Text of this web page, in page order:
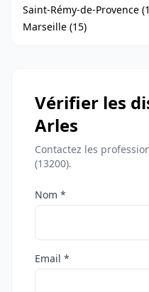
Saint-Rémy-de-Provence
Marseille (15)
Vérifier les
Arles
Contactez les
(13200).
Nom *
Email *